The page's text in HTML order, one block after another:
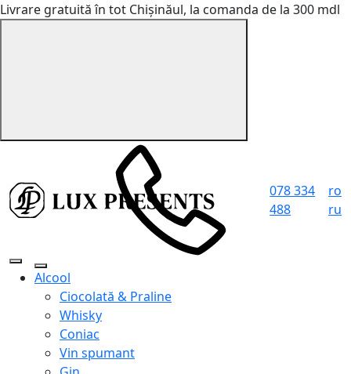
Livrare gratuită în tot Chișinăul, la comanda de la 300 mdl
078 334
488
ro
ru
Alcool
Ciocolată & Praline
Whisky
Coniac
Vin spumant